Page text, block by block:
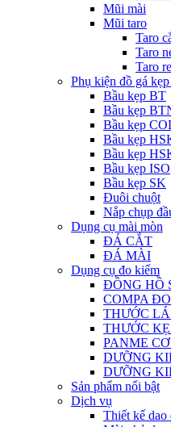
Mũi mài
Mũi taro
Taro
Taro
Taro
Phụ kiện đồ gá
Bầu kẹp BT
Bầu kẹp
Bầu kẹp
Bầu kẹp
Bầu kẹp
Bầu kẹp ISO
Bầu kẹp SK
Đuôi chuột
Nắp chụp
Dụng cụ mài mòn
ĐÁ CẮT
ĐÁ MÀI
Dụng cụ đo kiểm
ĐỒNG HỒ
COMPA ĐO
THƯỚC
THƯỚC
PANME
DƯỠNG
DƯỠNG
Sản phẩm nổi bật
Dịch vụ
Thiết kế dao